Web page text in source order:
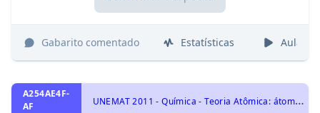
Gabarito comentado Estatísticas Aulas
A254AE4F-
AF
U
NEMAT 2011 - Química - Teoria Atômica: átomos e sua estrutura - número atômico, número de massa, isótopos, massa atômica, Transformações Químicas